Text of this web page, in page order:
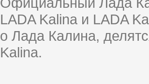
LADA Kalina и LADA
о Лада Калина,
Kalina.